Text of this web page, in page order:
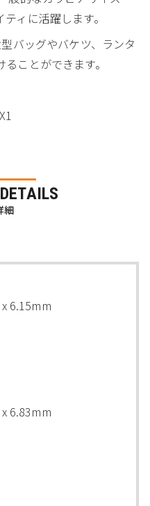
ィに活躍します。
バッグやバケツ、ランタ
ことができます。
細
6.15mm
6.83mm